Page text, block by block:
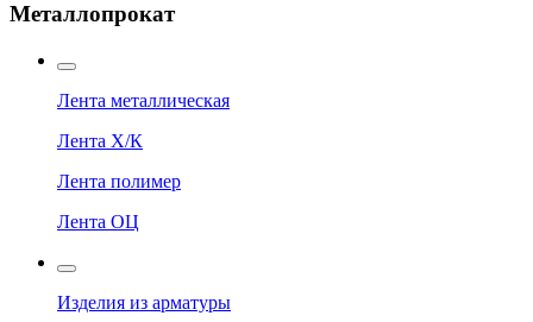
Металлопрокат
Лента металлическая
Лента Х/К
Лента полимер
Лента ОЦ
Изделия из арматуры